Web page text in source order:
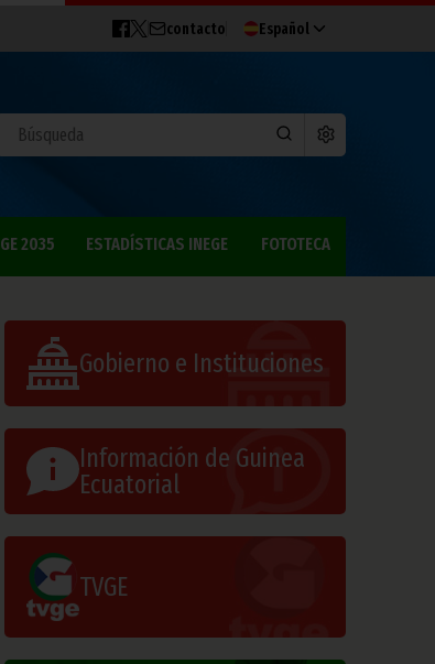
contacto Español
GE 2035 ESTADÍSTICAS INEGE FOTOTECA
Gobierno e Instituciones
Información de Guinea
Ecuatorial
TVGE